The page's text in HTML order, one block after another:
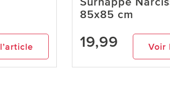
85x85 cm
19,99 Voir